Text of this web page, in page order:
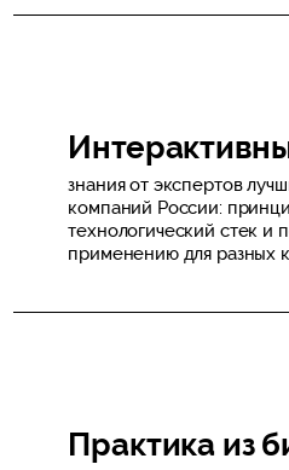
знания от экспертов
компаний России:
технологический стек и
применению для разных
Практика из